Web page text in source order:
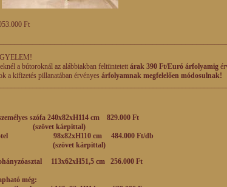
Ft
a bútoroknál az alábbiakban feltüntetett árak 390 Ft/Euró árfolyamig
a kifizetés pillanatában érvényes árfolyamnak megfelelően módosulnak!
szófa 240x82xH114 cm 829.000 Ft
kárpittal)
98x82xH110 cm 484.000 Ft/db
(szövet kárpittal)
113x62xH51,5 cm 256.000 Ft
még: